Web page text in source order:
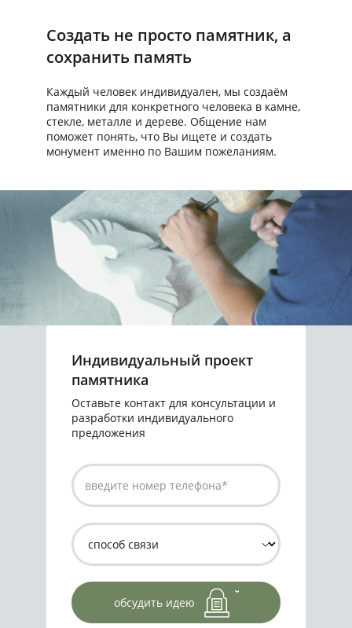
Создать не просто памятник, а
сохранить память
Каждый человек индивидуален, мы создаём
памятники для конкретного человека в камне,
стекле, металле и дереве. Общение нам
поможет понять, что Вы ищете и создать
монумент именно по Вашим пожеланиям.
Индивидуальный проект
памятника
Оставьте контакт для консультации и
разработки индивидуального
предложения
обсудить идею